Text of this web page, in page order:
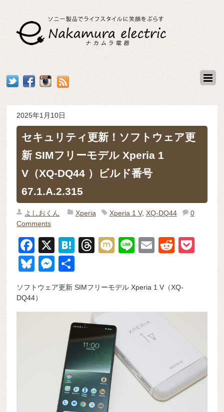
2025年1月10日
セキュリティ更新！ソフトウェア更
新 SIMフリーモデル Xperia 1
V（XQ-DQ44 ）ビルド番号
67.1.A.2.315
よしおくん Xperia Xperia 1 V, XQ-DQ44
0
Comments
F
a
c
e
b
X
H
n
a
T
a
d
s
M
Li
E
R
di
t
Bl
u
e
sk
M
e
ss
e
er
ソフトウェア更新 SIMフリーモデル Xperia 1 V（XQ-
DQ44）